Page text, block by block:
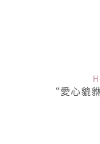
“愛心貔